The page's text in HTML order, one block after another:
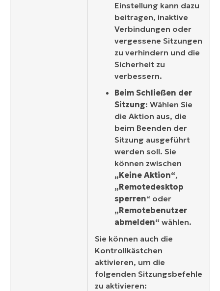
Einstellung kann dazu
beitragen, inaktive
Verbindungen oder
vergessene Sitzungen
zu verhindern und die
Sicherheit zu
verbessern.
Beim Schließen der
Sitzung: Wählen Sie
die Aktion aus, die
beim Beenden der
Sitzung ausgeführt
werden soll. Sie
können zwischen
„Keine Aktion“,
„Remotedesktop
sperren“ oder
„Remotebenutzer
abmelden“ wählen.
Sie können auch die
Kontrollkästchen
aktivieren, um die
folgenden Sitzungsbefehle
zu aktivieren: